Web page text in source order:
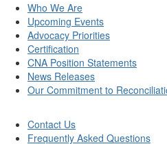
Who We Are
Upcoming Events
Advocacy Priorities
Certification
CNA Position Statements
News Releases
Our Commitment to
Contact Us
Frequently Asked Questions